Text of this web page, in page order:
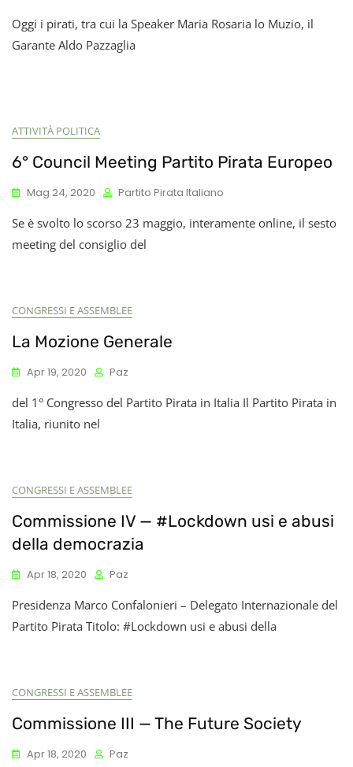
Oggi i pirati, tra cui la Speaker Maria Rosaria lo Muzio, il
Garante Aldo Pazzaglia
ATTIVITÀ POLITICA
6° Council Meeting Partito Pirata Europeo
Mag 24, 2020 Partito Pirata Italiano
Se è svolto lo scorso 23 maggio, interamente online, il sesto
meeting del consiglio del
CONGRESSI E ASSEMBLEE
La Mozione Generale
Apr 19, 2020 Paz
del 1° Congresso del Partito Pirata in Italia Il Partito Pirata in
Italia, riunito nel
CONGRESSI E ASSEMBLEE
Commissione IV — #Lockdown usi e abusi
della democrazia
Apr 18, 2020 Paz
Presidenza Marco Confalonieri – Delegato Internazionale del
Partito Pirata Titolo: #Lockdown usi e abusi della
CONGRESSI E ASSEMBLEE
Commissione III — The Future Society
Apr 18, 2020 Paz